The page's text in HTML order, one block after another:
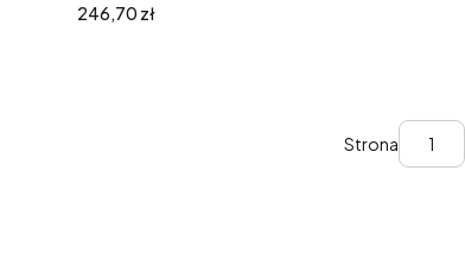
Cena
246,70 zł
Strona